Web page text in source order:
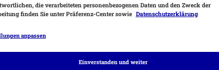
bitten wir Sie um die folgenden Angaben:
Betriebssystem (Android/ iOS) und die Versionsnummer
Die Versionsnummer Ihrer installierten App
Sie unserenKundenservice, wenn Sie weitere
die verarbeiteten personenbezogenen Daten und den Zweck der
finden Sie unter Präferenz-Center sowie Datenschutzerklärung
anpassen
Einverstanden und weiter